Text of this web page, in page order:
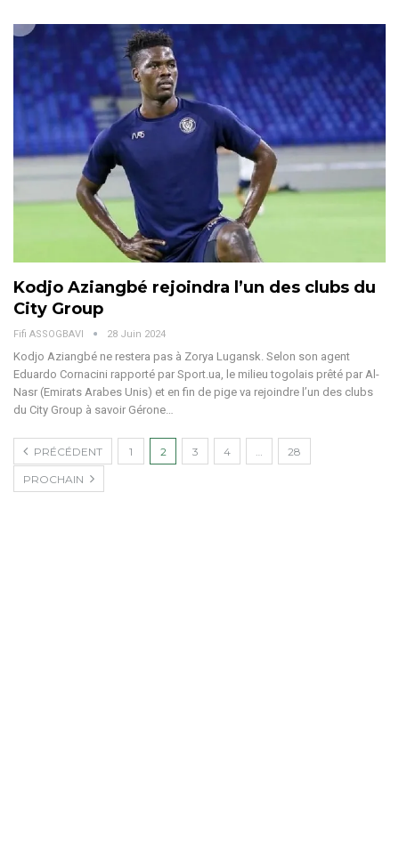
Kodjo Aziangbé rejoindra l’un des clubs du
City Group
Fifi ASSOGBAVI 28 Juin 2024
Kodjo Aziangbé ne restera pas à Zorya Lugansk. Selon son agent
Eduardo Cornacini rapporté par Sport.ua, le milieu togolais prêté par Al-
Nasr (Emirats Arabes Unis) et en fin de pige va rejoindre l’un des clubs
du City Group à savoir Gérone
PRÉCÉDENT 1 2 3 4 28
PROCHAIN